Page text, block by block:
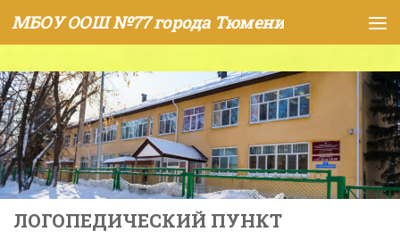
Skip to content
МБОУ ООШ №77 города Тюмени
ЛОГОПЕДИЧЕСКИЙ ПУНКТ